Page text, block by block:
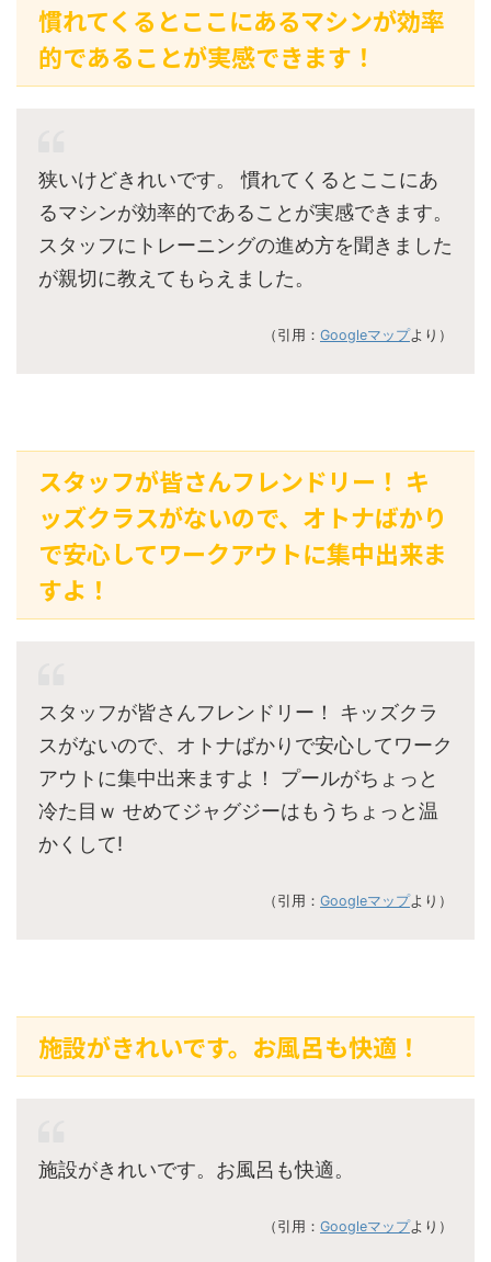
慣れてくるとここにあるマシンが効率
的であることが実感できます！
狭いけどきれいです。 慣れてくるとここにあ
るマシンが効率的であることが実感できます。
スタッフにトレーニングの進め方を聞きました
が親切に教えてもらえました。
（引用： Googleマップより）
スタッフが皆さんフレンドリー！ キ
ッズクラスがないので、オトナばかり
で安心してワークアウトに集中出来ま
すよ！
スタッフが皆さんフレンドリー！ キッズクラ
スがないので、オトナばかりで安心してワーク
アウトに集中出来ますよ！ プールがちょっと
冷た目ｗ せめてジャグジーはもうちょっと温
かくして!
（引用： Googleマップより）
施設がきれいです。お風呂も快適！
施設がきれいです。お風呂も快適。
（引用： Googleマップより）